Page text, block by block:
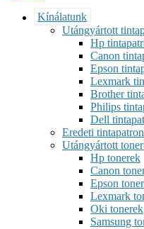
Kínálatunk
Utángyártott
Hp
Canon
Epson
Lexmark
Brother
Philips
Dell
Eredeti
Utángyártott
Hp tonerek
Canon
Epson
Lexmark
Oki tonerek
Samsung